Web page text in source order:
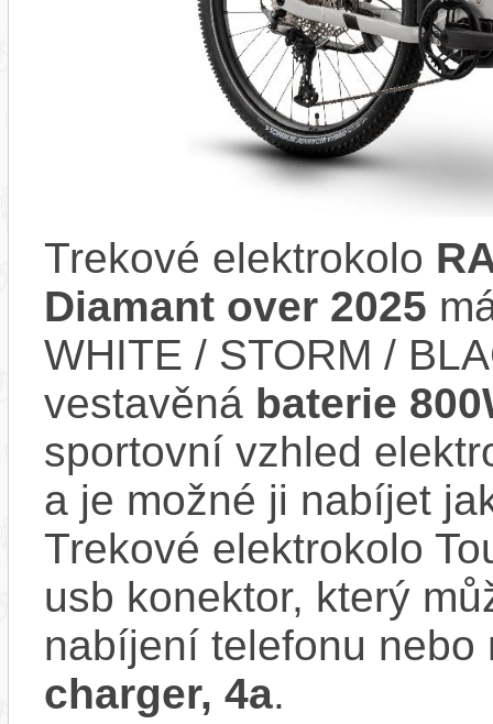
Trekové elektrokolo
Diamant over 2025
WHITE / STORM /
vestavěná baterie
sportovní vzhled
a je možné ji nabíjet
Trekové elektrokolo
usb konektor, který
nabíjení telefonu
charger, 4a.